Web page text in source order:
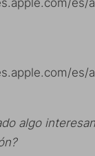
es/
es/
algo